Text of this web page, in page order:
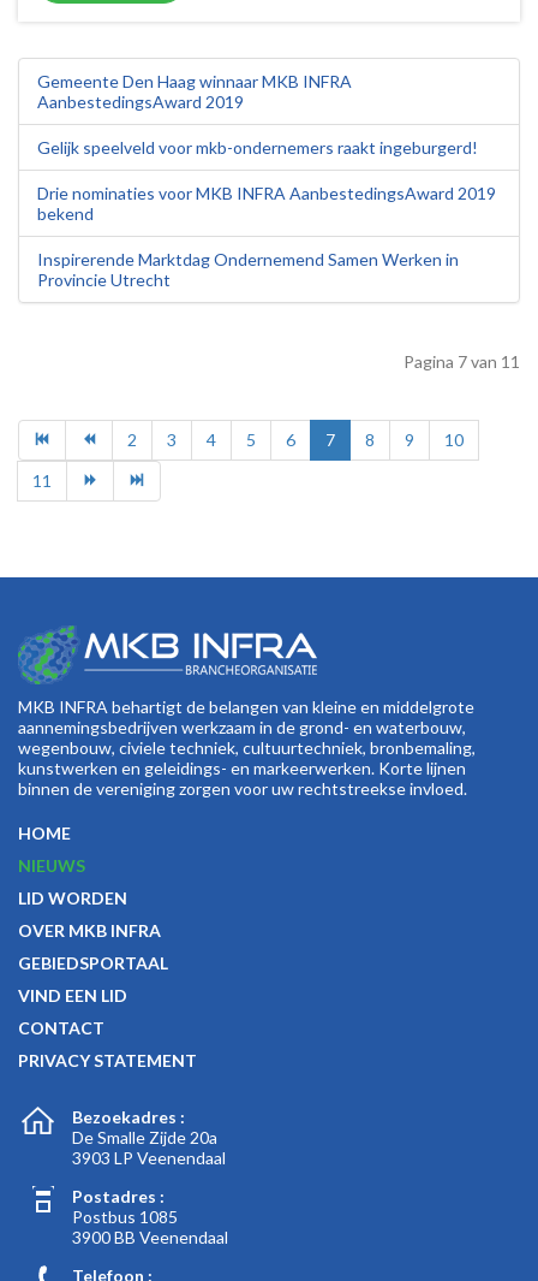
Gemeente Den Haag winnaar MKB INFRA
AanbestedingsAward 2019
Gelijk speelveld voor mkb-ondernemers raakt ingeburgerd!
Drie nominaties voor MKB INFRA AanbestedingsAward 2019
bekend
Inspirerende Marktdag Ondernemend Samen Werken in
Provincie Utrecht
Pagina 7 van 11
2 3 4 5 6 7 8 9
10
11
MKB INFRA behartigt de belangen van kleine en middelgrote
aannemingsbedrijven werkzaam in de grond- en waterbouw,
wegenbouw, civiele techniek, cultuurtechniek, bronbemaling,
kunstwerken en geleidings- en markeerwerken. Korte lijnen
binnen de vereniging zorgen voor uw rechtstreekse invloed.
HOME
NIEUWS
LID WORDEN
OVER MKB INFRA
GEBIEDSPORTAAL
VIND EEN LID
CONTACT
PRIVACY STATEMENT
Bezoekadres :
De Smalle Zijde 20a
3903 LP Veenendaal
Postadres :
Postbus 1085
3900 BB Veenendaal
Telefoon :